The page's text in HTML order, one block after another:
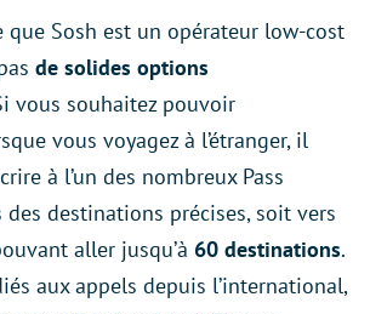
que Sosh est un opérateur low-cost
de solides options
vous souhaitez pouvoir
vous voyagez à l’étranger, il
à l’un des nombreux Pass
des destinations précises, soit vers
aller jusqu’à 60 destinations.
aux appels depuis l’international,